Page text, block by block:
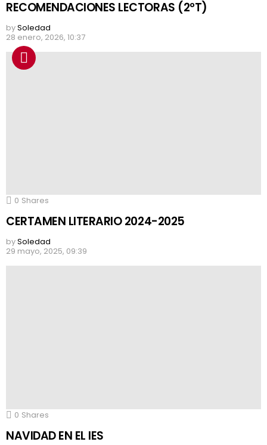
RECOMENDACIONES LECTORAS (2ºT)
bySoledad
28 enero, 2026, 10:37
0 Shares
CERTAMEN LITERARIO 2024-2025
bySoledad
29 mayo, 2025, 09:39
0 Shares
NAVIDAD EN EL IES